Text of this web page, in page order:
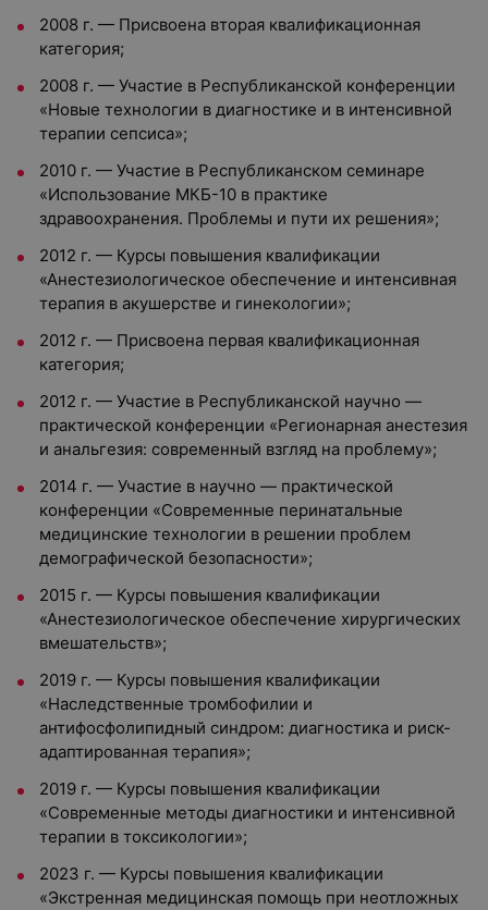
2008 г. — Присвоена вторая квалификационная
категория;
2008 г. — Участие в Республиканской конференции
«Новые технологии в диагностике и в интенсивной
терапии сепсиса»;
2010 г. — Участие в Республиканском семинаре
«Использование МКБ-10 в практике
здравоохранения. Проблемы и пути их решения»;
2012 г. — Курсы повышения квалификации
«Анестезиологическое обеспечение и интенсивная
терапия в акушерстве и гинекологии»;
2012 г. — Присвоена первая квалификационная
категория;
2012 г. — Участие в Республиканской научно —
практической конференции «Регионарная анестезия
и анальгезия: современный взгляд на проблему»;
2014 г. — Участие в научно — практической
конференции «Современные перинатальные
медицинские технологии в решении проблем
демографической безопасности»;
2015 г. — Курсы повышения квалификации
«Анестезиологическое обеспечение хирургических
вмешательств»;
2019 г. — Курсы повышения квалификации
«Наследственные тромбофилии и
антифосфолипидный синдром: диагностика и риск-
адаптированная терапия»;
2019 г. — Курсы повышения квалификации
«Современные методы диагностики и интенсивной
терапии в токсикологии»;
2023 г. — Курсы повышения квалификации
«Экстренная медицинская помощь при неотложных